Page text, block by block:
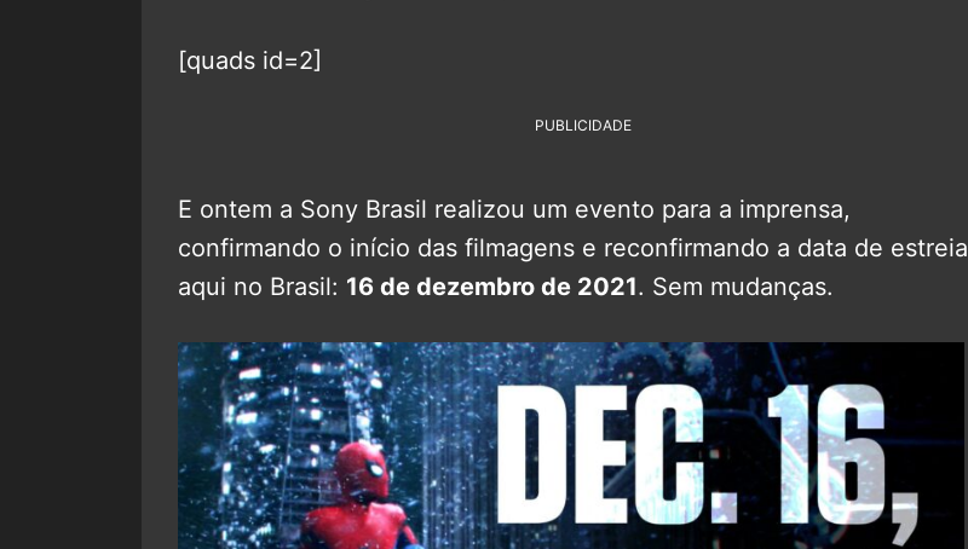
[quads id=2]
PUBLICIDADE
E ontem a Sony Brasil realizou um evento para a imprensa,
confirmando o início das filmagens e reconfirmando a data de estreia
aqui no Brasil: 16 de dezembro de 2021. Sem mudanças.